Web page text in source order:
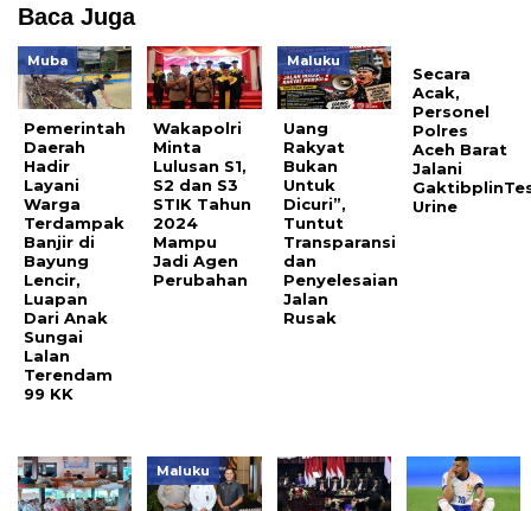
Baca Juga
Muba
Pemerintah
Daerah
Hadir
Layani
Warga
Terdampak
Banjir di
Bayung
Lencir,
Luapan
Dari Anak
Sungai
Lalan
Terendam
99 KK
Wakapolri
Minta
Lulusan S1,
S2 dan S3
STIK Tahun
2024
Mampu
Jadi Agen
Perubahan
Maluku
Uang
Rakyat
Bukan
Untuk
Dicuri”,
Tuntut
Transparansi
dan
Penyelesaian
Jalan
Rusak
Secara
Acak,
Personel
Polres
Aceh Barat
Jalani
Urine
Maluku